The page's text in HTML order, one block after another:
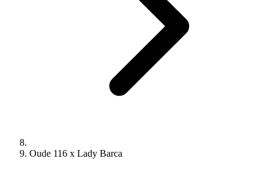
Oude 116 x Lady Barca